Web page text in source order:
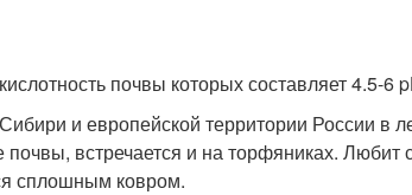
почвы которых составляет 4.5-6
и европейской территории России в
встречается и на торфяниках. Любит
сплошным ковром.